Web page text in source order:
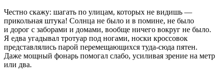
Честно скажу: шагать по улицам, которых не видишь —
прикольная штука! Солнца не было и в помине, не было
и дорог с заборами и домами, вообще ничего вокруг не было.
Я едва угадывал тротуар под ногами, носки кроссовок
представлялись парой перемещающихся туда-сюда пятен.
Даже мощный фонарь помогал слабо, усиливая зрение на метр
или два.